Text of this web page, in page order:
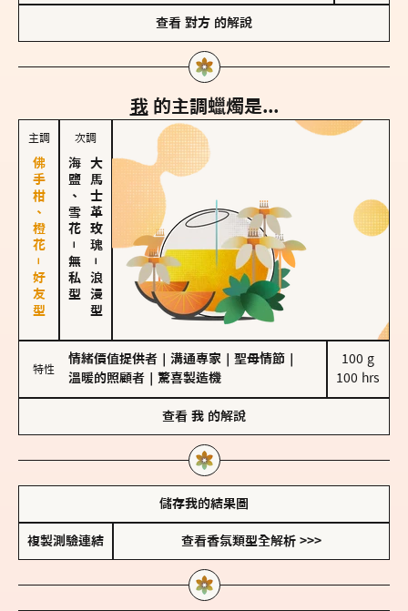
查看 對方 的解說
我 的主調蠟燭是...
主調
佛手柑、橙花－好友型
次調
海鹽、雪花
－
無私型
大馬士革玫瑰
－
浪漫型
特性
情緒價值提供者 溝通專家 聖母情節
溫暖的照顧者
驚喜製造機
100 g
100 hrs
查看 我 的解說
儲存我的結果圖
複製測驗連結 查看香氛類型全解析 >>>